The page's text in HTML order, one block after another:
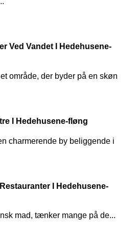
Ved Vandet I Hedehusene-
område, der byder på en skøn
I Hedehusene-fløng
charmerende by beliggende i
I Hedehusene-
mad, tænker mange på de...